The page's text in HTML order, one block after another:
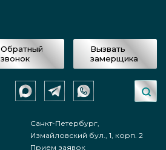
Обратный
звонок
Вызвать
замерщика
Санкт-Петербург,
Измайловский бул., 1, корп. 2
Прием заявок